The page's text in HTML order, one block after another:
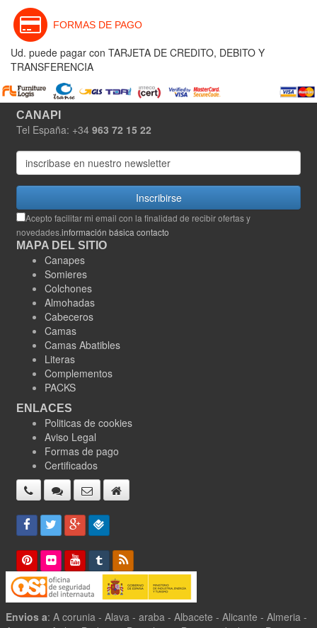
FORMAS DE PAGO
Ud. puede pagar con TARJETA DE CREDITO, DEBITO Y
TRANSFERENCIA
CANAPI
Tel España: +34 963 72 15 22
Inscribirse
Acepto facilitar mi email con la finalidad de recibir ofertas y
novedades.información básica contacto
MAPA DEL SITIO
Canapes
Somieres
Colchones
Almohadas
Cabeceros
Camas
Camas Abatibles
Literas
Complementos
PACKS
ENLACES
Politicas de cookies
Aviso Legal
Formas de pago
Certificados
Envios a: A corunia - Alava - araba - Albacete - Alicante - Almeria -